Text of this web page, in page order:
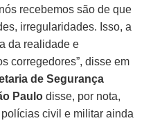
recebemos são de que
irregularidades. Isso, a
da realidade e
corregedores”, disse em
de Segurança
Paulo disse, por nota,
civil e militar ainda